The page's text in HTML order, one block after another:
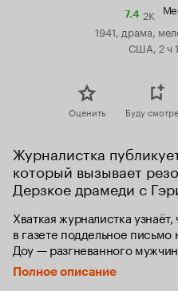
7.4Рейтинг
2K
1941, драма,
США, 2 ч
Оценить Буду
Журналистка
который вызывает
Дерзкое драмеди с
Хваткая журналистка
в газете поддельное
Доу — разгневанного
общественные пороки и
совершить самоубийство.
Полное описание